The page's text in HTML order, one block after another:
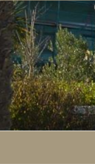
Passer
au
contenu